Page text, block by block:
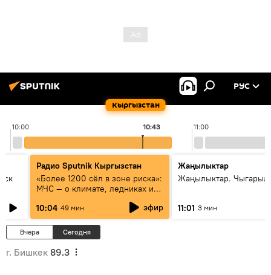
Кыргызстан
РУС
10:00 11:00
10:43
Радио Sputnik Кыргызстан
«Более 1200 сёл в зоне риска»:
МЧС — о климате, ледниках и
населения
10:04 49 мин эфир
Жаңылыктар
Жаңылыктар.
11:01 3 мин
Вчера Сегодня
г. Бишкек 89.3